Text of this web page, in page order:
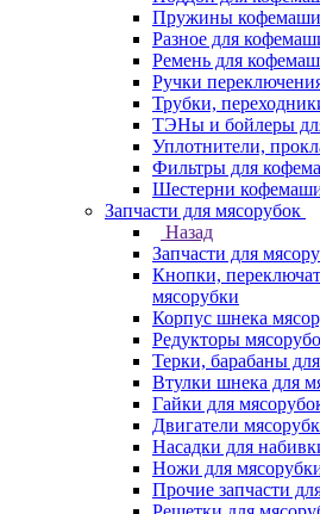
Пружины
Разное для
Ремень для
Ручки
Трубки,
ТЭНы и бойлеры
Уплотнители,
Фильтры для
Шестерни
Запчасти для мясорубок
Назад
Запчасти для
Кнопки,
мясорубки
Корпус шнека
Редукторы
Терки, барабаны
Втулки шнека для
Гайки для
Двигатели
Насадки для
Ножи для
Прочие запчасти